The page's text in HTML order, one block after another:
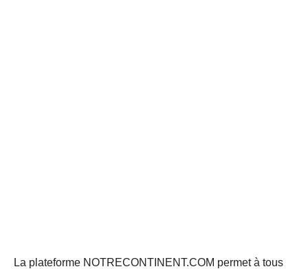
La plateforme NOTRECONTINENT.COM permet à tous